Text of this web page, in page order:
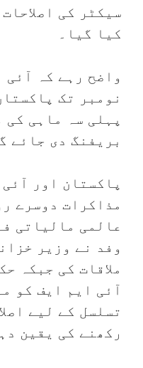
سیکٹر کی
کیا گیا۔
نومبر تک
پہلی سہ ماہی کی
بریفنگ دی جائے
پاکستان اور
مذاکرات دوسرے
عالمی مالیاتی
وفد نے وزیر
ملاقات کی جبکہ
آئی ایم ایف کو
تسلسل کے لیے
رکھنے کی یقین